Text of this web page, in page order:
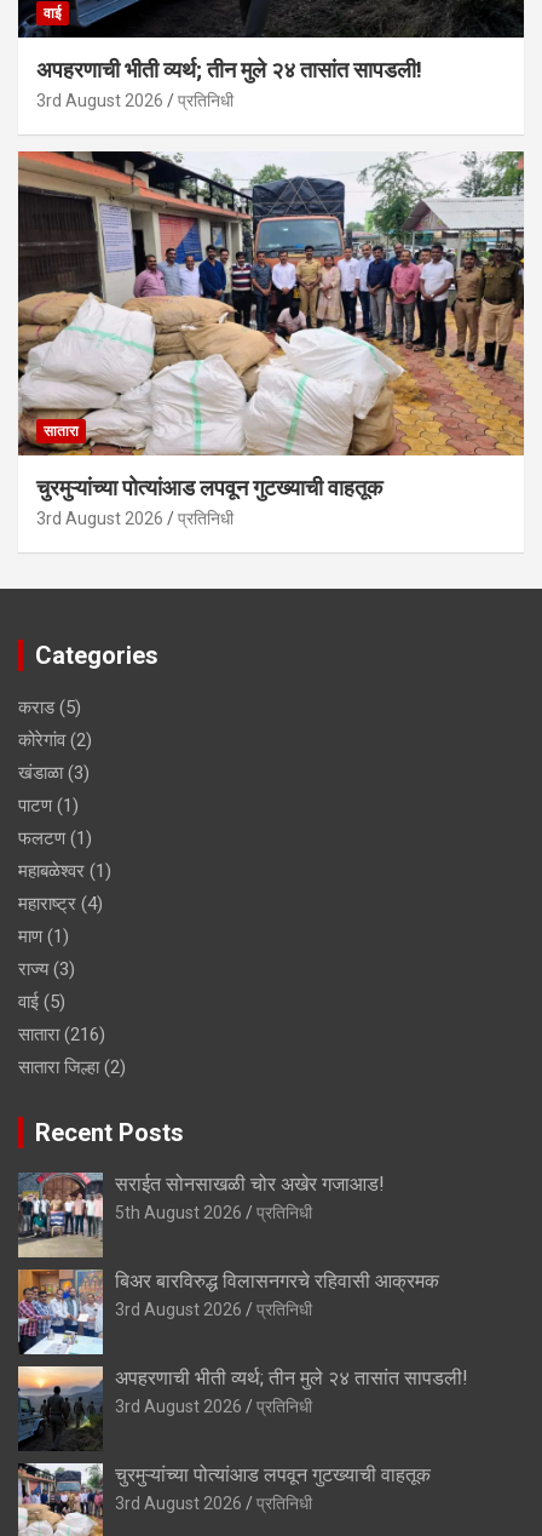
वाई
अपहरणाची भीती व्यर्थ; तीन मुले २४ तासांत सापडली!
3rd August 2026 प्रतिनिधी
सातारा
चुरमुऱ्यांच्या पोत्यांआड लपवून गुटख्याची वाहतूक
3rd August 2026 प्रतिनिधी
Categories
कराड(5)
कोरेगांव(2)
खंडाळा(3)
पाटण(1)
फलटण(1)
महाबळेश्वर (1)
महाराष्ट्र (4)
माण(1)
राज्य(3)
वाई (5)
सातारा(216)
सातारा जिल्हा(2)
Recent Posts
सराईत सोनसाखळी चोर अखेर गजाआड!
5th August 2026 प्रतिनिधी
बिअर बारविरुद्ध विलासनगरचे रहिवासी आक्रमक
3rd August 2026 प्रतिनिधी
अपहरणाची भीती व्यर्थ; तीन मुले २४ तासांत सापडली!
3rd August 2026 प्रतिनिधी
चुरमुऱ्यांच्या पोत्यांआड लपवून गुटख्याची वाहतूक
3rd August 2026 प्रतिनिधी